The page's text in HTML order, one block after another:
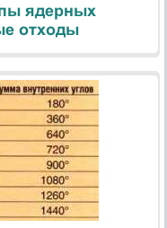
ядерных
отходы